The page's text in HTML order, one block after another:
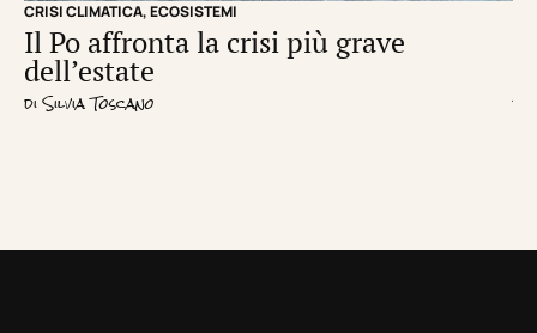
CRISI CLIMATICA,ECOSISTEMI
Il Po affronta la crisi più grave
dell’estate
diSilvia Toscano